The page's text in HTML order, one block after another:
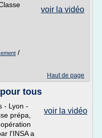
voir la vidéo
/
Haut de page
tous
voir la vidéo
- Lyon -
prépa,
l'INSA a